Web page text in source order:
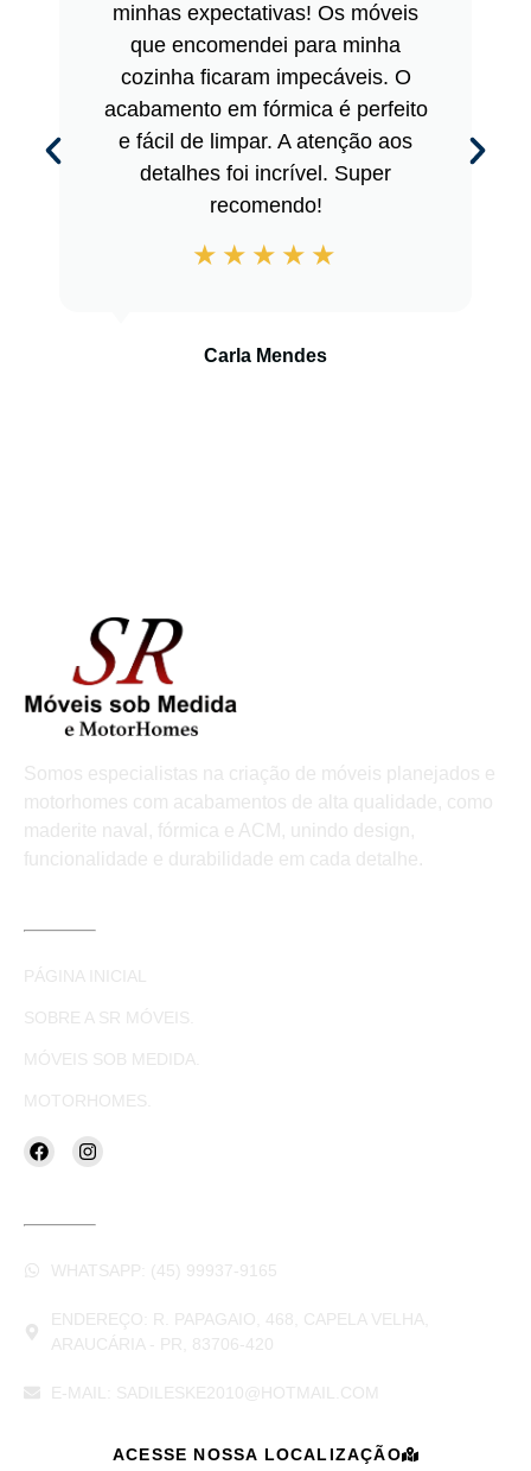
minhas expectativas! Os móveis
que encomendei para minha
cozinha ficaram impecáveis. O
acabamento em fórmica é perfeito
e fácil de limpar. A atenção aos
detalhes foi incrível. Super
recomendo!
Carla Mendes
Somos especialistas na criação de móveis planejados e
motorhomes com acabamentos de alta qualidade, como
maderite naval, fórmica e ACM, unindo design,
funcionalidade e durabilidade em cada detalhe.
PÁGINA INICIAL
SOBRE A SR MÓVEIS.
MÓVEIS SOB MEDIDA.
MOTORHOMES.
WHATSAPP: (45) 99937-9165
ENDEREÇO: R. PAPAGAIO, 468, CAPELA VELHA,
ARAUCÁRIA - PR, 83706-420
E-MAIL: SADILESKE2010@HOTMAIL.COM
ACESSE NOSSA LOCALIZAÇÃO